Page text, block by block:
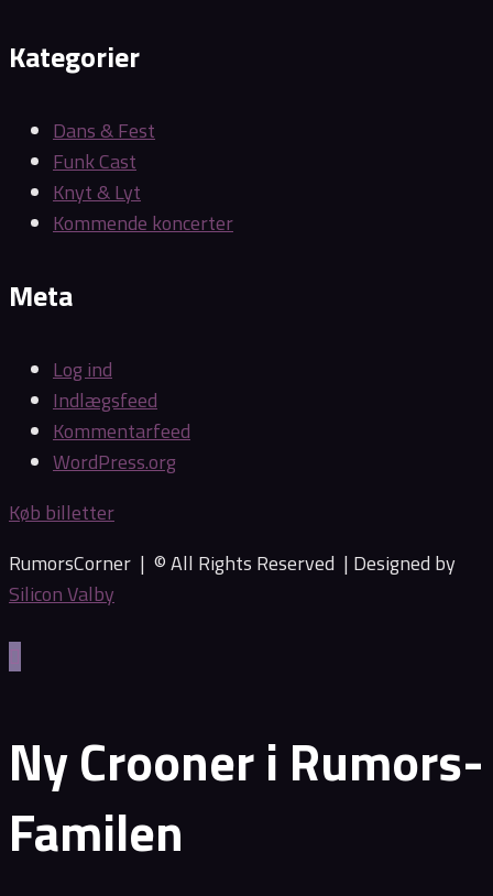
Kategorier
Dans & Fest
Funk Cast
Knyt & Lyt
Kommende koncerter
Meta
Log ind
Indlægsfeed
Kommentarfeed
WordPress.org
Køb billetter
RumorsCorner | © All Rights Reserved | Designed by
Silicon Valby
Ny Crooner i Rumors-
Familen